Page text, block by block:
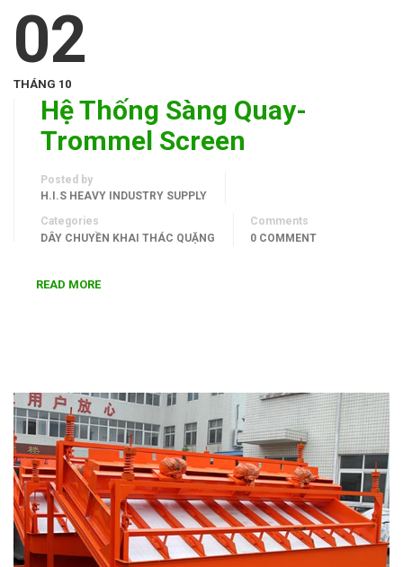
02
THÁNG 10
Hệ Thống Sàng Quay-
Trommel Screen
Posted by
H.I.S HEAVY INDUSTRY SUPPLY
Categories
DÂY CHUYỀN KHAI THÁC QUẶNG
Comments
0 COMMENT
READ MORE